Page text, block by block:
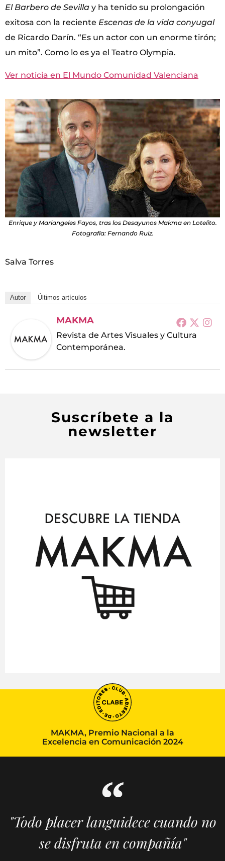
El Barbero de Sevilla y ha tenido su prolongación
exitosa con la reciente Escenas de la vida conyugal
de Ricardo Darín. “Es un actor con un enorme tirón;
un mito”. Como lo es ya el Teatro Olympia.
Ver noticia en El Mundo Comunidad Valenciana
Enrique y Mariangeles Fayos, tras los Desayunos Makma en Lotelito.
Fotografía: Fernando Ruiz.
Salva Torres
Autor Últimos artículos
MAKMA
Revista de Artes Visuales y Cultura
Contemporánea.
Suscríbete a la
newsletter
MAKMA, Premio Nacional a la
Excelencia en Comunicación 2024
"Todo placer languidece cuando no
se disfruta en compañía"